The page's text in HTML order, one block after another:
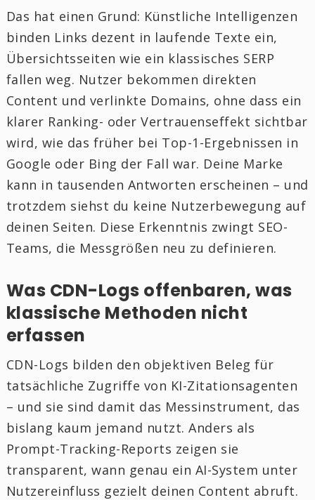
Das hat einen Grund: Künstliche Intelligenzen
binden Links dezent in laufende Texte ein,
Übersichtsseiten wie ein klassisches SERP
fallen weg. Nutzer bekommen direkten
Content und verlinkte Domains, ohne dass ein
klarer Ranking- oder Vertrauenseffekt sichtbar
wird, wie das früher bei Top-1-Ergebnissen in
Google oder Bing der Fall war. Deine Marke
kann in tausenden Antworten erscheinen – und
trotzdem siehst du keine Nutzerbewegung auf
deinen Seiten. Diese Erkenntnis zwingt SEO-
Teams, die Messgrößen neu zu definieren.
Was CDN-Logs offenbaren, was
klassische Methoden nicht
erfassen
CDN-Logs bilden den objektiven Beleg für
tatsächliche Zugriffe von KI-Zitationsagenten
– und sie sind damit das Messinstrument, das
bislang kaum jemand nutzt. Anders als
Prompt-Tracking-Reports zeigen sie
transparent, wann genau ein AI-System unter
Nutzereinfluss gezielt deinen Content abruft.